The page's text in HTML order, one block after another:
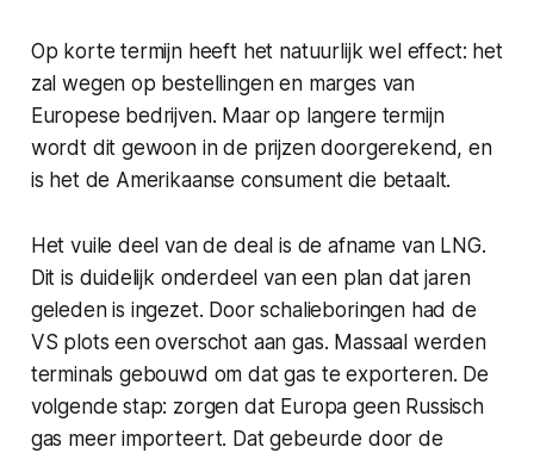
Op korte termijn heeft het natuurlijk wel effect: het
zal wegen op bestellingen en marges van
Europese bedrijven. Maar op langere termijn
wordt dit gewoon in de prijzen doorgerekend, en
is het de Amerikaanse consument die betaalt.
Het vuile deel van de deal is de afname van LNG.
Dit is duidelijk onderdeel van een plan dat jaren
geleden is ingezet. Door schalieboringen had de
VS plots een overschot aan gas. Massaal werden
terminals gebouwd om dat gas te exporteren. De
volgende stap: zorgen dat Europa geen Russisch
gas meer importeert. Dat gebeurde door de